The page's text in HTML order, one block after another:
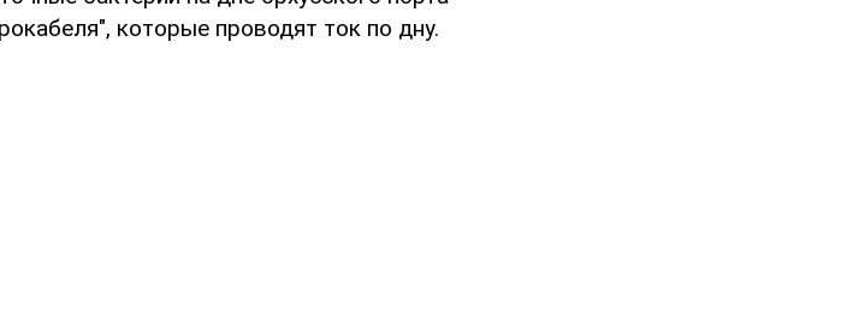
которые проводят ток по дну.